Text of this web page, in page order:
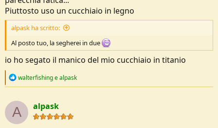
Piuttosto uso un cucchiaio in legno
alpask ha scritto:
Al posto tuo, la segherei in due
io ho segato il manico del mio cucchiaio in titanio
R
c
t
i
o
walterfishingealpask
A alpask